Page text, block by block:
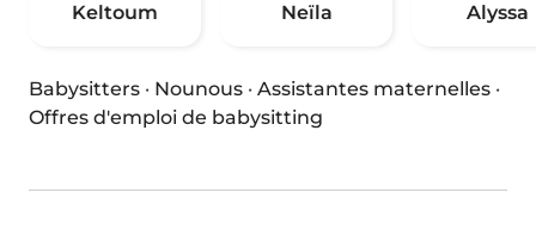
Keltoum Neïla Alyssa
Babysitters · Nounous · Assistantes maternelles ·
Offres d'emploi de babysitting